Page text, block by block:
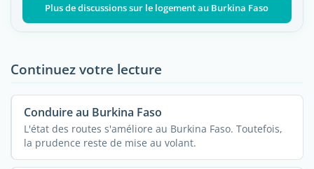
Plus de discussions sur le logement au Burkina Faso
Continuez votre lecture
Conduire au Burkina Faso
L'état des routes s'améliore au Burkina Faso. Toutefois,
la prudence reste de mise au volant.